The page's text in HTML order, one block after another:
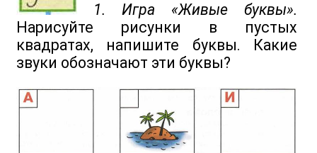
1. Игра «Живые буквы».
Нарисуйте рисунки в пустых
квадратах, напишите буквы. Какие
звуки обозначают эти буквы?